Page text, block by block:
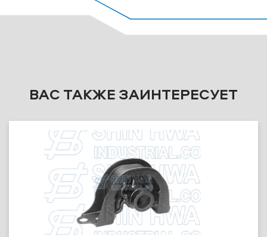
ВАС ТАКЖЕ ЗАИНТЕРЕСУЕТ